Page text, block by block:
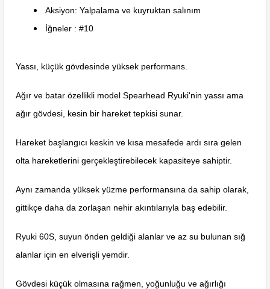
Aksiyon: Yalpalama ve kuyruktan salınım
İğneler : #10
Yassı, küçük gövdesinde yüksek performans.
Ağır ve batar özellikli model Spearhead Ryuki'nin yassı ama
ağır gövdesi, kesin bir hareket tepkisi sunar.
Hareket başlangıcı keskin ve kısa mesafede ardı sıra gelen
olta hareketlerini gerçekleştirebilecek kapasiteye sahiptir.
Aynı zamanda yüksek yüzme performansına da sahip olarak,
gittikçe daha da zorlaşan nehir akıntılarıyla baş edebilir.
Ryuki 60S, suyun önden geldiği alanlar ve az su bulunan sığ
alanlar için en elverişli yemdir.
Gövdesi küçük olmasına rağmen, yoğunluğu ve ağırlığı